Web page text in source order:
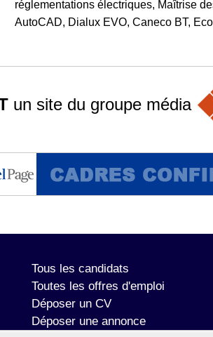
réglementations électriques, Maîtrise
AutoCAD, Dialux EVO, Caneco BT,
un site du groupe média
Tous les candidats
Toutes les offres d'emploi
Déposer un CV
Déposer une annonce